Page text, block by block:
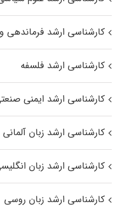
کارشناسی ارشد فرماندهی
کارشناسی ارشد فلسفه
کارشناسی ارشد ایمنی
کارشناسی ارشد زبان آلمانی
کارشناسی ارشد زبان
کارشناسی ارشد زبان روسی